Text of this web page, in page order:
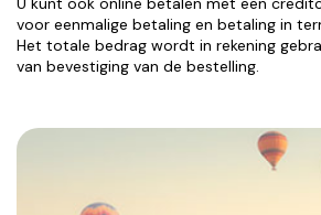
voor eenmalige betaling en betaling in
Het totale bedrag wordt in rekening
van bevestiging van de bestelling.